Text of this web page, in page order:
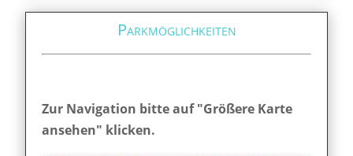
Parkmöglichkeiten
Zur Navigation bitte auf "Größere Karte
ansehen" klicken.